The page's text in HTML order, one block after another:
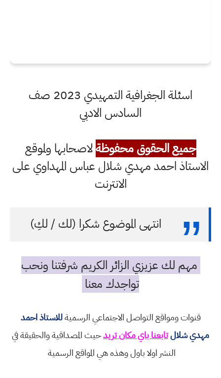
اسئلة الجغرافية التمهيدي 2023 صف
السادس الادبي
جميع الحقوق محفوظةلاصحابها ولموقع
الاستاذ احمد مهدي شلال عباس المهداوي على
الانترنت
انتهى الموضوع شكرا (لك / لكِ)
مهم لك عزيزي الزائر الكريم شرفتنا ونحب
تواجدك معنا
قنوات ومواقع التواصل الاجتماعي الرسميةللاستاذ احمد
مهدي شلالتابعنا باي مكان تريدحيث المصداقية والحقيقة في
النشر اولا باول وهذه هي المواقع الرسمية